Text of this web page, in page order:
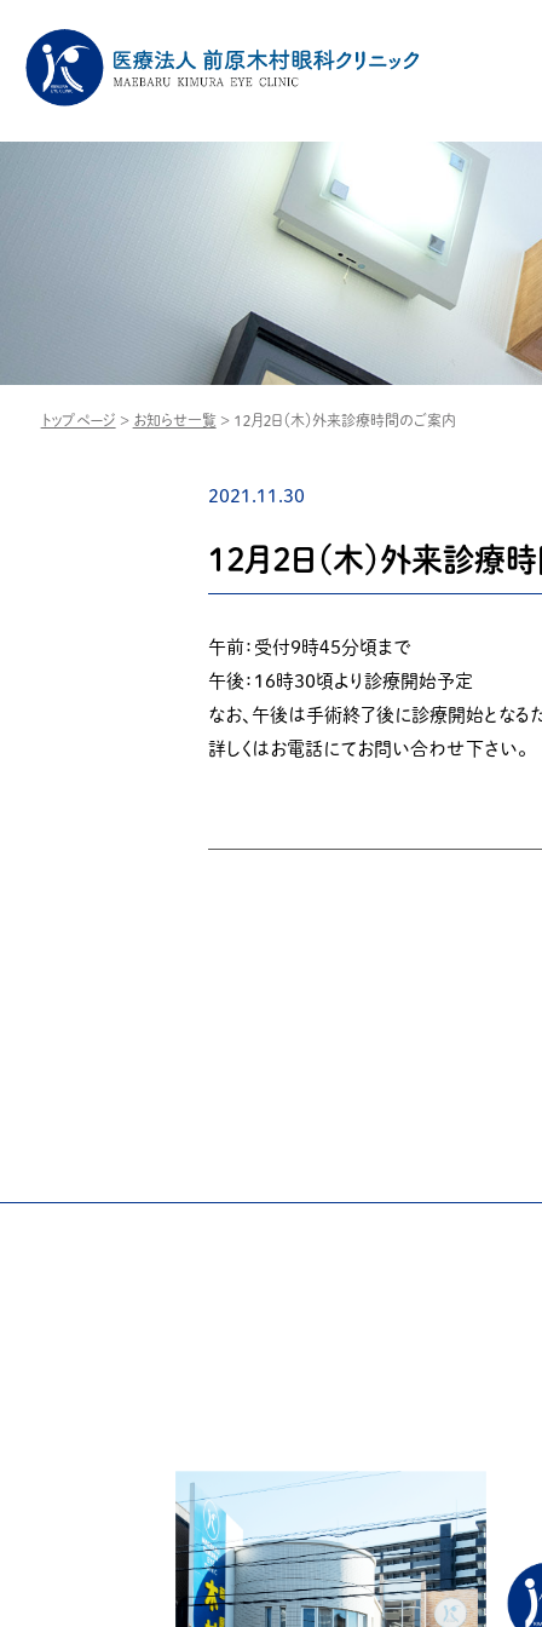
トップページ > お知らせ一覧 > １２月２日（木）外来診療時間のご案内
2021.11.30
１２月２日（木）外来診療
午前：受付９時４５分頃まで
午後：１６時３０頃より診療開始予定
なお、午後は手術終了後に診療開始となる
詳しくはお電話にてお問い合わせ下さい。